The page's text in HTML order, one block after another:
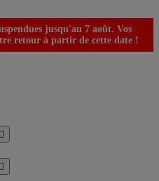
jusqu'au 7 août. Vos
retour à partir de cette date !

